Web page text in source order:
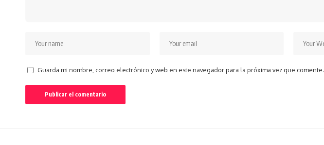
Guarda mi nombre, correo electrónico y web en este navegador para la próxima vez que comente.